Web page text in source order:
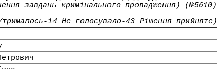
завдань кримінального провадження) (№5610)
14 Не голосувало-43 Рішення прийняте)